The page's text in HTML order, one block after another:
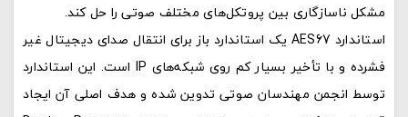
مشکل ناسازگاری بین پروتکل‌های مختلف صوتی را حل کند.
استاندارد AES67 یک استاندارد باز برای انتقال صدای دیجیتال غیر
فشرده و با تأخیر بسیار کم روی شبکه‌های IP است. این استاندارد
توسط انجمن مهندسان صوتی تدوین شده و هدف اصلی آن ایجاد